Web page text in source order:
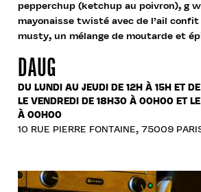
pepperchup (ketchup au poivron), g
mayonaisse twisté avec de l’ail
musty, un mélange de moutarde et
DAUG
DU LUNDI AU JEUDI DE 12H À 15H ET
LE VENDREDI DE 18H30 À 00H00 ET
À 00H00
10 RUE PIERRE FONTAINE, 75009